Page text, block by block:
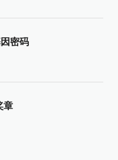
密码
章